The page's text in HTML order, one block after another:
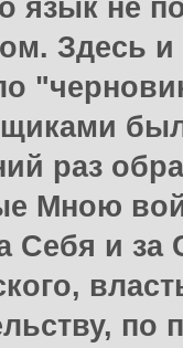
язык не
Здесь
раз
Мною
Себя и за
по